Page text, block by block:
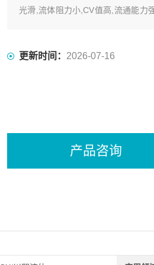
光滑,流体阻力小,CV值高,流通能力
更新时间： 2026-07-16
产品咨询